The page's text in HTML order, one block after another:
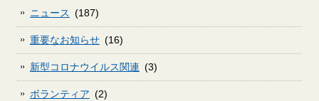
ニュース (187)
重要なお知らせ (16)
新型コロナウイルス関連 (3)
ボランティア (2)